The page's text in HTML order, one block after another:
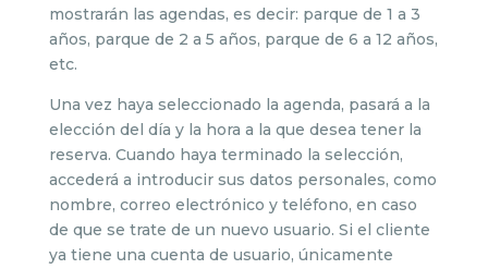
mostrarán las agendas, es decir: parque de 1 a 3
años, parque de 2 a 5 años, parque de 6 a 12 años,
etc.
Una vez haya seleccionado la agenda, pasará a la
elección del día y la hora a la que desea tener la
reserva. Cuando haya terminado la selección,
accederá a introducir sus datos personales, como
nombre, correo electrónico y teléfono, en caso
de que se trate de un nuevo usuario. Si el cliente
ya tiene una cuenta de usuario, únicamente